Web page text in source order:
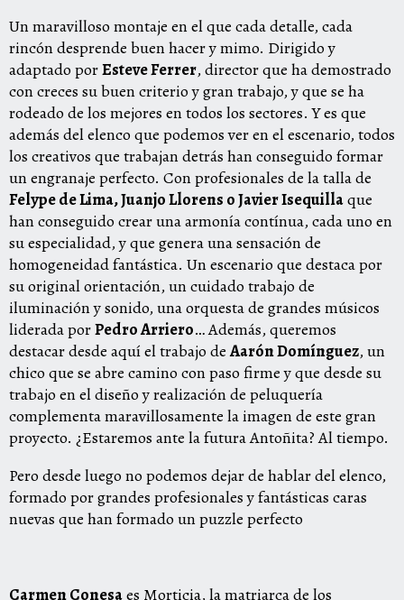
Un maravilloso montaje en el que cada detalle, cada
rincón desprende buen hacer y mimo. Dirigido y
adaptado porEsteve Ferrer, director que ha demostrado
con creces su buen criterio y gran trabajo, y que se ha
rodeado de los mejores en todos los sectores. Y es que
además del elenco que podemos ver en el escenario, todos
los creativos que trabajan detrás han conseguido formar
un engranaje perfecto. Con profesionales de la talla de
Felype de Lima, Juanjo Llorens o Javier Isequillaque
han conseguido crear una armonía contínua, cada uno en
su especialidad, y que genera una sensación de
homogeneidad fantástica. Un escenario que destaca por
su original orientación, un cuidado trabajo de
iluminación y sonido, una orquesta de grandes músicos
liderada porPedro Arriero… Además, queremos
destacar desde aquí el trabajo deAarón Domínguez, un
chico que se abre camino con paso firme y que desde su
trabajo en el diseño y realización de peluquería
complementa maravillosamente la imagen de este gran
proyecto. ¿Estaremos ante la futura Antoñita? Al tiempo.
Pero desde luego no podemos dejar de hablar del elenco,
formado por grandes profesionales y fantásticas caras
nuevas que han formado un puzzle perfecto
Carmen Conesaes Morticia, la matriarca de los